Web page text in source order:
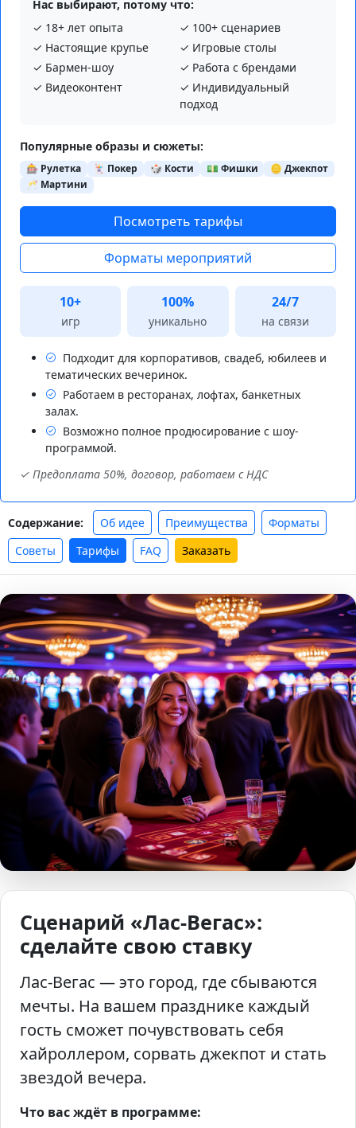
Нас выбирают, потому что:
✓ 18+ лет опыта
✓ 100+ сценариев
✓ Настоящие крупье
✓ Игровые столы
✓ Бармен-шоу
✓ Работа с брендами
✓ Видеоконтент
✓ Индивидуальный
подход
Популярные образы и сюжеты:
🎰 Рулетка 🃏 Покер 🎲 Кости 💵 Фишки
🪙 Джекпот
🥂 Мартини
Посмотреть тарифы
Форматы мероприятий
10+
игр
100%
уникально
24/7
на связи
Подходит для корпоративов, свадеб, юбилеев и
тематических вечеринок.
Работаем в ресторанах, лофтах, банкетных
залах.
Возможно полное продюсирование с шоу-
программой.
✓ Предоплата 50%, договор, работаем с НДС
Содержание: Об идее Преимущества
Форматы
Советы
Тарифы FAQ Заказать
Сценарий «Лас-Вегас»:
сделайте свою ставку
Лас-Вегас — это город, где сбываются
мечты. На вашем празднике каждый
гость сможет почувствовать себя
хайроллером, сорвать джекпот и стать
звездой вечера.
Что вас ждёт в программе: